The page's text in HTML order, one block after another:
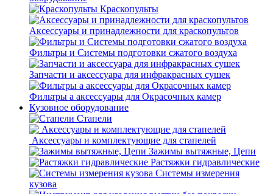
Краскопульты
Аксессуары и принадлежности для краскопультов
Фильтры и Системы подготовки сжатого воздуха
Запчасти и аксессуара для инфракрасных сушек
Фильтры а аксессуары для Окрасочных камер
Кузовное оборудование
Стапели
Аксессуары и комплектующие для стапелей
Зажимы вытяжные, Цепи
Растяжки гидравлические
Системы измерения
кузова